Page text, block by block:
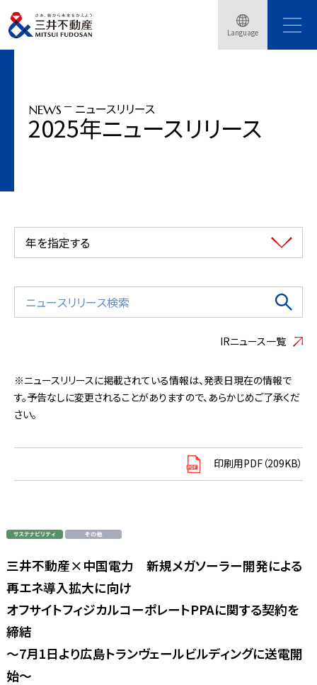
Language
トップページ ニュースリリース
三井不動産×中国電力 新規メガソーラー開発による再エネ導入拡大に向け
オフサイトフィジカル・・・
NEWS ニュースリリース
2025年ニュースリリース
年を指定する
IRニュース一覧
※ニュースリリースに掲載されている情報は、発表日現在の情報で
す。予告なしに変更されることがありますので、あらかじめご了承くだ
さい。
印刷用PDF（209KB）
三井不動産×中国電力 新規メガソーラー開発による
再エネ導入拡大に向け
オフサイトフィジカルコーポレートPPAに関する契約を
締結
～7月1日より広島トランヴェールビルディングに送電開
始～